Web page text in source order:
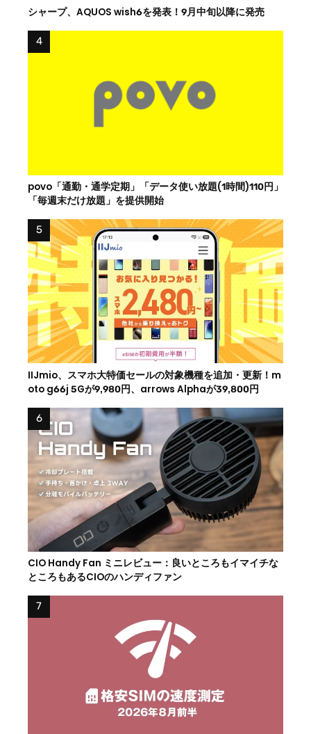
シャープ、AQUOS wish6を発表！9月中旬以降に発売
povo「通勤・通学定期」「データ使い放題(1時間)110円」
「毎週末だけ放題」を提供開始
IIJmio、スマホ大特価セールの対象機種を追加・更新！m
oto g66j 5Gが9,980円、arrows Alphaが39,800円
CIO Handy Fan ミニレビュー：良いところもイマイチな
ところもあるCIOのハンディファン